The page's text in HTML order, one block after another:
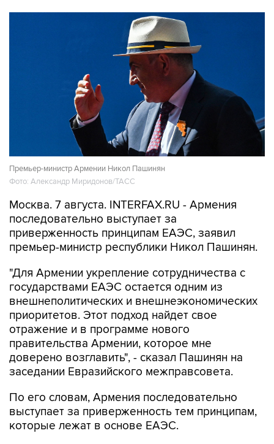
Премьер-министр Армении Никол Пашинян
Фото: Александр Миридонов/ТАСС
Москва. 7 августа. INTERFAX.RU - Армения
последовательно выступает за
приверженность принципам ЕАЭС, заявил
премьер-министр республики Никол Пашинян.
"Для Армении укрепление сотрудничества с
государствами ЕАЭС остается одним из
внешнеполитических и внешнеэкономических
приоритетов. Этот подход найдет свое
отражение и в программе нового
правительства Армении, которое мне
доверено возглавить", - сказал Пашинян на
заседании Евразийского межправсовета.
По его словам, Армения последовательно
выступает за приверженность тем принципам,
которые лежат в основе ЕАЭС.